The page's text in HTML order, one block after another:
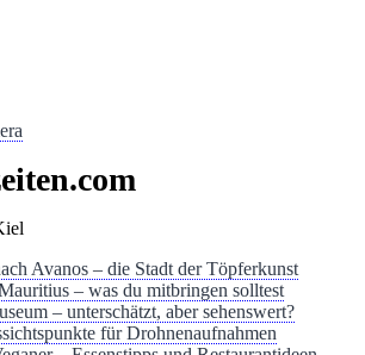
Avanos – die Stadt der Töpferkunst
– was du mitbringen solltest
– unterschätzt, aber sehenswert?
für Drohnenaufnahmen